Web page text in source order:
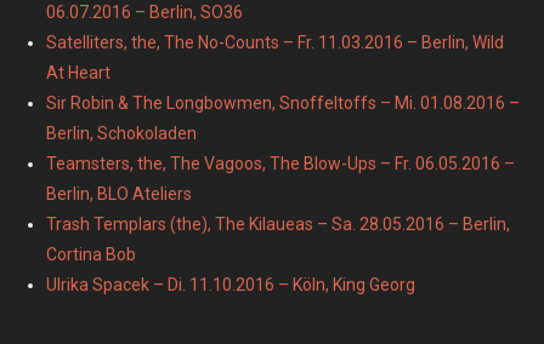
06.07.2016 – Berlin, SO36
Satelliters, the, The No-Counts – Fr. 11.03.2016 – Berlin, Wild
At Heart
Sir Robin & The Longbowmen, Snoffeltoffs – Mi. 01.08.2016 –
Berlin, Schokoladen
Teamsters, the, The Vagoos, The Blow-Ups – Fr. 06.05.2016 –
Berlin, BLO Ateliers
Trash Templars (the), The Kilaueas – Sa. 28.05.2016 – Berlin,
Cortina Bob
Ulrika Spacek – Di. 11.10.2016 – Köln, King Georg